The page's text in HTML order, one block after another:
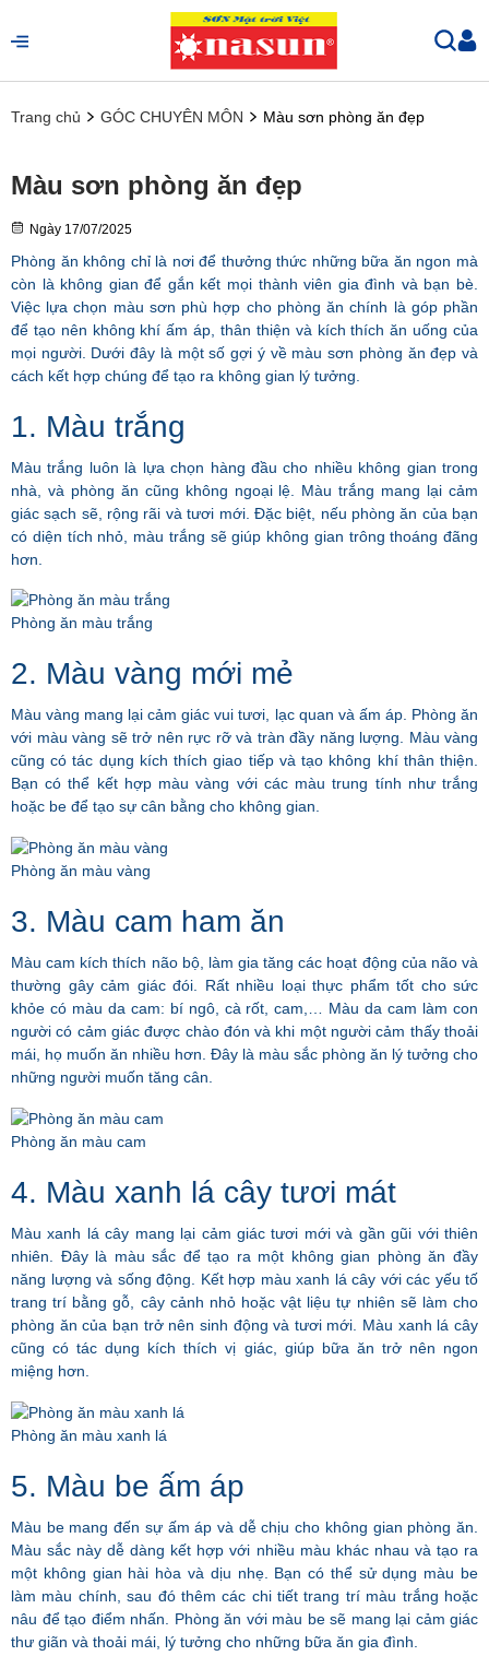
Trang chủ GÓC CHUYÊN MÔN Màu sơn phòng ăn đẹp
Màu sơn phòng ăn đẹp
Ngày 17/07/2025
Phòng ăn không chỉ là nơi để thưởng thức những bữa ăn ngon mà
còn là không gian để gắn kết mọi thành viên gia đình và bạn bè.
Việc lựa chọn màu sơn phù hợp cho phòng ăn chính là góp phần
để tạo nên không khí ấm áp, thân thiện và kích thích ăn uống của
mọi người. Dưới đây là một số gợi ý về màu sơn phòng ăn đẹp và
cách kết hợp chúng để tạo ra không gian lý tưởng.
1. Màu trắng
Màu trắng luôn là lựa chọn hàng đầu cho nhiều không gian trong
nhà, và phòng ăn cũng không ngoại lệ. Màu trắng mang lại cảm
giác sạch sẽ, rộng rãi và tươi mới. Đặc biệt, nếu phòng ăn của bạn
có diện tích nhỏ, màu trắng sẽ giúp không gian trông thoáng đãng
hơn.
Phòng ăn màu trắng
2. Màu vàng mới mẻ
Màu vàng mang lại cảm giác vui tươi, lạc quan và ấm áp. Phòng ăn
với màu vàng sẽ trở nên rực rỡ và tràn đầy năng lượng. Màu vàng
cũng có tác dụng kích thích giao tiếp và tạo không khí thân thiện.
Bạn có thể kết hợp màu vàng với các màu trung tính như trắng
hoặc be để tạo sự cân bằng cho không gian.
Phòng ăn màu vàng
3. Màu cam ham ăn
Màu cam kích thích não bộ, làm gia tăng các hoạt động của não và
thường gây cảm giác đói. Rất nhiều loại thực phẩm tốt cho sức
khỏe có màu da cam: bí ngô, cà rốt, cam,… Màu da cam làm con
người có cảm giác được chào đón và khi một người cảm thấy thoải
mái, họ muốn ăn nhiều hơn. Đây là màu sắc phòng ăn lý tưởng cho
những người muốn tăng cân.
Phòng ăn màu cam
4. Màu xanh lá cây tươi mát
Màu xanh lá cây mang lại cảm giác tươi mới và gần gũi với thiên
nhiên. Đây là màu sắc để tạo ra một không gian phòng ăn đầy
năng lượng và sống động. Kết hợp màu xanh lá cây với các yếu tố
trang trí bằng gỗ, cây cảnh nhỏ hoặc vật liệu tự nhiên sẽ làm cho
phòng ăn của bạn trở nên sinh động và tươi mới. Màu xanh lá cây
cũng có tác dụng kích thích vị giác, giúp bữa ăn trở nên ngon
miệng hơn.
Phòng ăn màu xanh lá
5. Màu be ấm áp
Màu be mang đến sự ấm áp và dễ chịu cho không gian phòng ăn.
Màu sắc này dễ dàng kết hợp với nhiều màu khác nhau và tạo ra
một không gian hài hòa và dịu nhẹ. Bạn có thể sử dụng màu be
làm màu chính, sau đó thêm các chi tiết trang trí màu trắng hoặc
nâu để tạo điểm nhấn. Phòng ăn với màu be sẽ mang lại cảm giác
thư giãn và thoải mái, lý tưởng cho những bữa ăn gia đình.